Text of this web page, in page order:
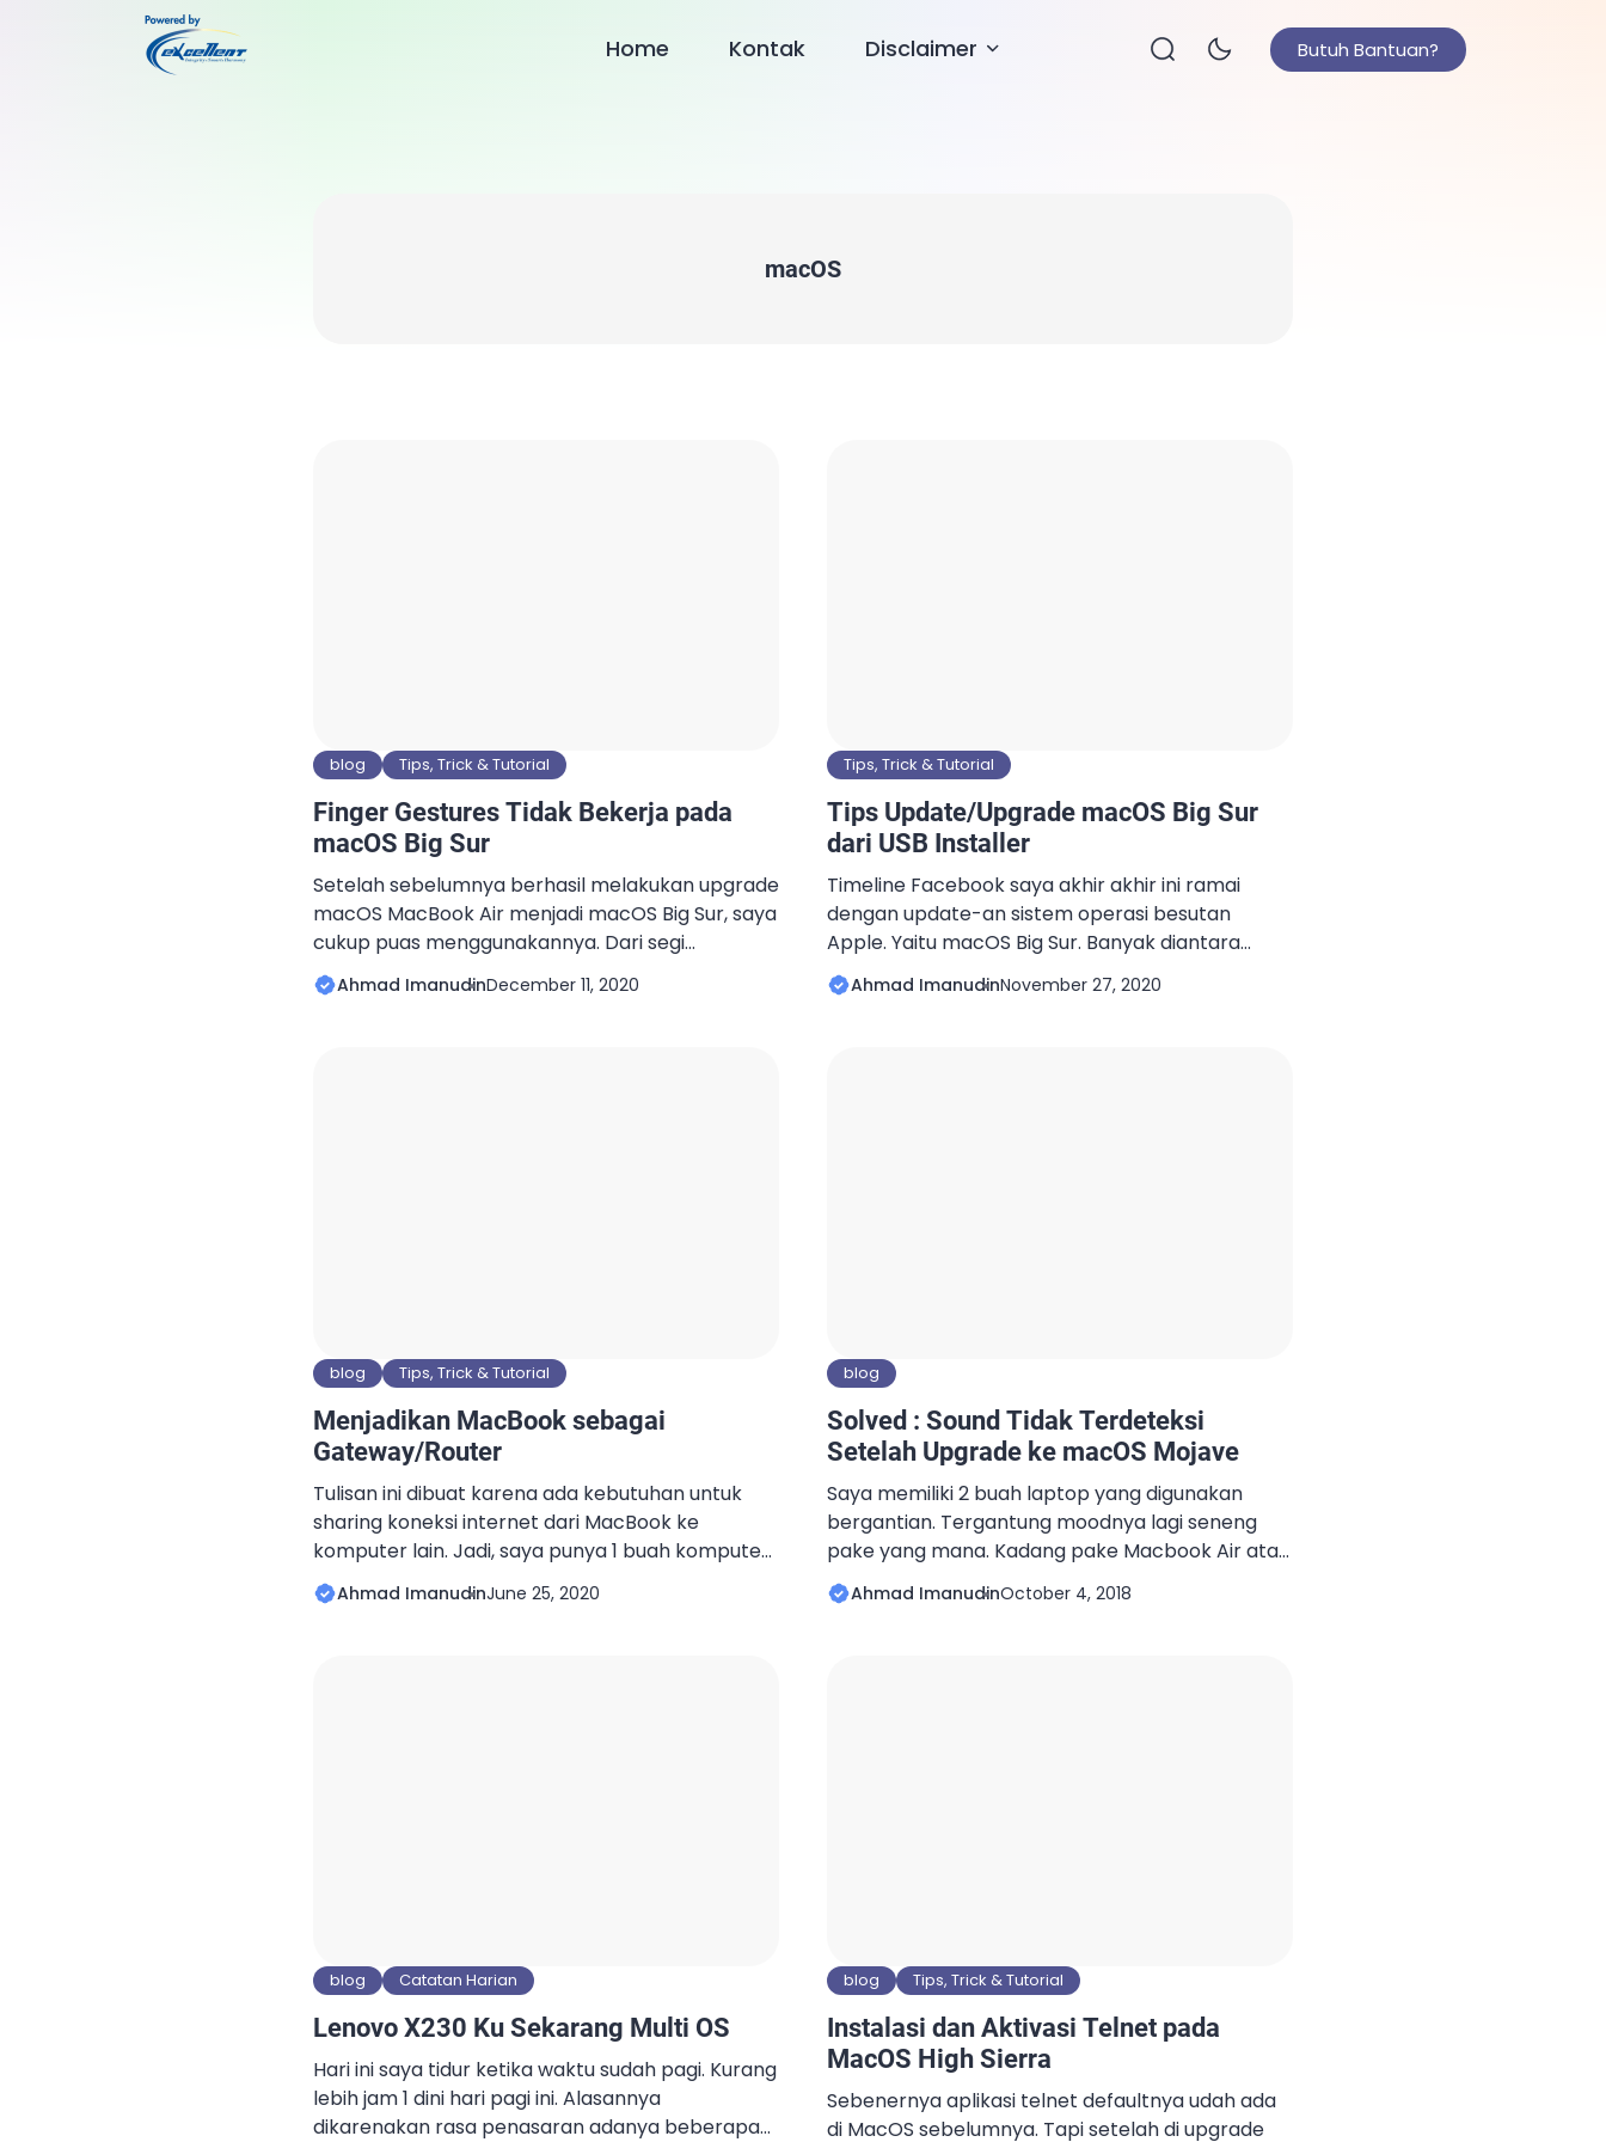
Home Kontak Disclaimer Butuh Bantuan?
macOS
blog Tips, Trick & Tutorial
Finger Gestures Tidak Bekerja pada
macOS Big Sur
Setelah sebelumnya berhasil melakukan upgrade
macOS MacBook Air menjadi macOS Big Sur, saya
cukup puas menggunakannya. Dari segi
pemakaian batre lebih irit dibandingkan dengan
macOS sebelumnya. Dari segi performance juga
Ahmad ImanudinDecember 11, 2020
Tips, Trick & Tutorial
Tips Update/Upgrade macOS Big Sur
dari USB Installer
Timeline Facebook saya akhir akhir ini ramai
dengan update-an sistem operasi besutan
Apple. Yaitu macOS Big Sur. Banyak diantara
teman-teman Facebook yang menampilkan
tampilan layar macOS yang sudah di update
Ahmad ImanudinNovember 27, 2020
blog Tips, Trick & Tutorial
Menjadikan MacBook sebagai
Gateway/Router
Tulisan ini dibuat karena ada kebutuhan untuk
sharing koneksi internet dari MacBook ke
komputer lain. Jadi, saya punya 1 buah komputer
dengan spesifikasi processor Intel i5, RAM 32 GB
dan HDD lebih kurang 3 buah yang terpasang (2 x
Ahmad ImanudinJune 25, 2020
blog
Solved : Sound Tidak Terdeteksi
Setelah Upgrade ke macOS Mojave
Saya memiliki 2 buah laptop yang digunakan
bergantian. Tergantung moodnya lagi seneng
pake yang mana. Kadang pake Macbook Air atau
pake Lenovo x230 yang sudah terinstall 3 buah
sistem operasi. Windows, Linux dan macOS. Nah,
Ahmad ImanudinOctober 4, 2018
blog Catatan Harian
Lenovo X230 Ku Sekarang Multi OS
Hari ini saya tidur ketika waktu sudah pagi. Kurang
lebih jam 1 dini hari pagi ini. Alasannya
dikarenakan rasa penasaran adanya beberapa
blog Tips, Trick & Tutorial
Instalasi dan Aktivasi Telnet pada
MacOS High Sierra
Sebenernya aplikasi telnet defaultnya udah ada
di MacOS sebelumnya. Tapi setelah di upgrade